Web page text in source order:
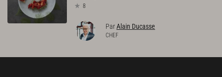
8
ParAlain Ducasse
CHEF